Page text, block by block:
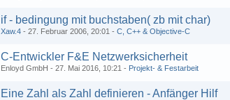
if - bedingung mit buchstaben( zb mit char)
Xaw.4 27. Februar 2006, 20:01 C, C++ & Objective-C
C-Entwickler F&E Netzwerksicherheit
Enloyd GmbH 27. Mai 2016, 10:21 Projekt- & Festarbeit
Eine Zahl als Zahl definieren - Anfänger Hilf